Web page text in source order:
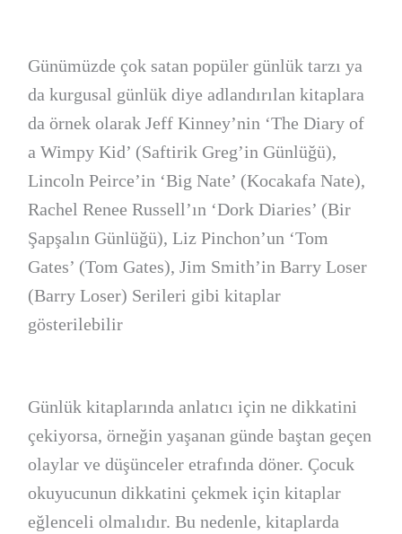
Günümüzde çok satan popüler günlük tarzı ya
da kurgusal günlük diye adlandırılan kitaplara
da örnek olarak Jeff Kinney’nin ‘The Diary of
a Wimpy Kid’ (Saftirik Greg’in Günlüğü),
Lincoln Peirce’in ‘Big Nate’ (Kocakafa Nate),
Rachel Renee Russell’ın ‘Dork Diaries’ (Bir
Şapşalın Günlüğü), Liz Pinchon’un ‘Tom
Gates’ (Tom Gates), Jim Smith’in Barry Loser
(Barry Loser) Serileri gibi kitaplar
gösterilebilir
Günlük kitaplarında anlatıcı için ne dikkatini
çekiyorsa, örneğin yaşanan günde baştan geçen
olaylar ve düşünceler etrafında döner. Çocuk
okuyucunun dikkatini çekmek için kitaplar
eğlenceli olmalıdır. Bu nedenle, kitaplarda